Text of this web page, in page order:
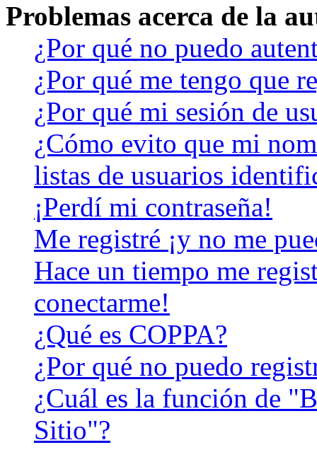
Problemas acerca de la
¿Por qué no puedo
¿Por qué me tengo que
¿Por qué mi sesión de
¿Cómo evito que mi
listas de usuarios
¡Perdí mi contraseña!
Me registré ¡y no me
Hace un tiempo me
conectarme!
¿Qué es COPPA?
¿Por qué no puedo
¿Cuál es la función de
Sitio"?